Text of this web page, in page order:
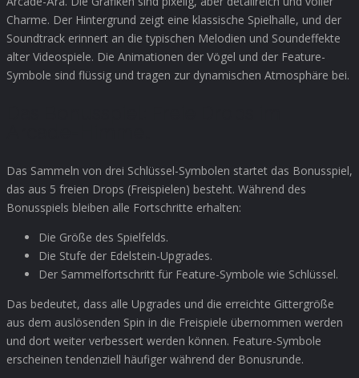
Charme. Der Hintergrund zeigt eine klassische Spielhalle, und der
Soundtrack erinnert an die typischen Melodien und Soundeffekte
alter Videospiele. Die Animationen der Vögel und der Feature-
Symbole sind flüssig und tragen zur dynamischen Atmosphäre bei.
Das Sammeln von drei Schlüssel-Symbolen startet das Bonusspiel,
das aus 5 freien Drops (Freispielen) besteht. Während des
Bonusspiels bleiben alle Fortschritte erhalten:
Die Größe des Spielfelds.
Die Stufe der Edelstein-Upgrades.
Der Sammelfortschritt für Feature-Symbole wie Schlüssel.
Das bedeutet, dass alle Upgrades und die erreichte Gittergröße
aus dem auslösenden Spin in die Freispiele übernommen werden
und dort weiter verbessert werden können. Feature-Symbole
erscheinen tendenziell häufiger während der Bonusrunde.